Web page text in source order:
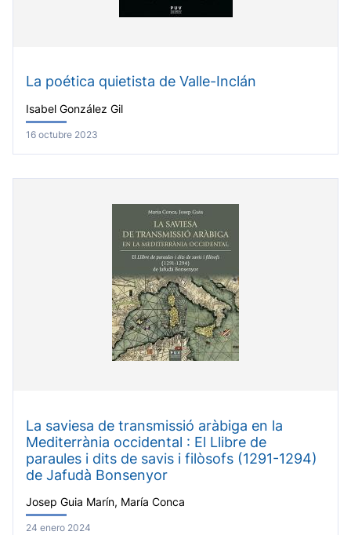
La poética quietista de Valle-Inclán
Isabel González Gil
16 octubre 2023
La saviesa de transmissió aràbiga en la
Mediterrània occidental : El Llibre de
paraules i dits de savis i filòsofs (1291-1294)
de Jafudà Bonsenyor
Josep Guia Marín, María Conca
24 enero 2024